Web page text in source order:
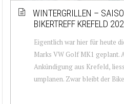
WINTERGRILLEN –
BIKERTREFF KREFELD
Eigentlich war hier für heute
Marks VW Golf MK1 geplant.
Ankündigung aus Krefeld,
umplanen. Zwar bleibt der